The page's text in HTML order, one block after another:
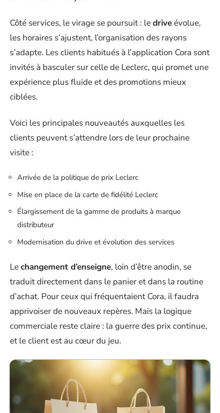
Côté services, le virage se poursuit : ledriveévolue,
les horaires s’ajustent, l’organisation des rayons
s’adapte. Les clients habitués à l’application Cora sont
invités à basculer sur celle de Leclerc, qui promet une
expérience plus fluide et des promotions mieux
ciblées.
Voici les principales nouveautés auxquelles les
clients peuvent s’attendre lors de leur prochaine
visite :
Arrivée de la politique de prix Leclerc
Mise en place de la carte de fidélité Leclerc
Élargissement de la gamme de produits à marque
distributeur
Modernisation du drive et évolution des services
Lechangement d’enseigne, loin d’être anodin, se
traduit directement dans le panier et dans la routine
d’achat. Pour ceux qui fréquentaient Cora, il faudra
apprivoiser de nouveaux repères. Mais la logique
commerciale reste claire : la guerre des prix continue,
et le client est au cœur du jeu.